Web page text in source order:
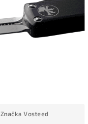
Značka Vosteed